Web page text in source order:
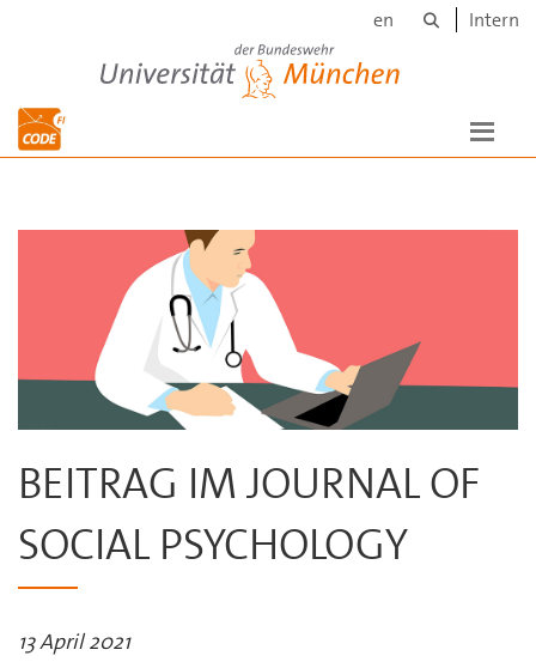
Universität der Bundeswehr München
en Intern
BEITRAG IM JOURNAL OF
SOCIAL PSYCHOLOGY
13 April 2021